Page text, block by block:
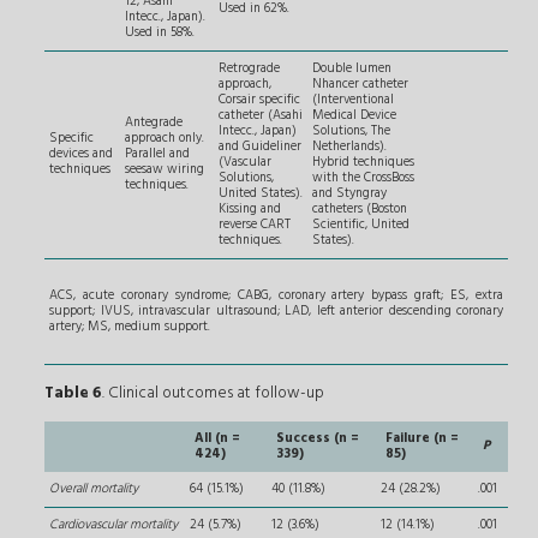
Intecc., Japan).
Used in 58%.
Used in 62%.
Specific
devices and
techniques
Antegrade
approach only.
Parallel and
seesaw wiring
techniques.
Retrograde
approach,
Corsair specific
catheter (Asahi
Intecc., Japan)
and Guideliner
(Vascular
Solutions,
United States).
Kissing and
reverse CART
techniques.
Double lumen
Nhancer catheter
(Interventional
Medical Device
Solutions, The
Netherlands).
Hybrid techniques
with the CrossBoss
and Styngray
catheters (Boston
Scientific, United
States).
ACS, acute coronary syndrome; CABG, coronary artery bypass graft; ES, extra
support; IVUS, intravascular ultrasound; LAD, left anterior descending coronary
artery; MS, medium support.
Table 6. Clinical outcomes at follow-up
All (n =
424)
Success (n =
339)
Failure (n =
85)
P
Overall mortality
64 (15.1%) 40 (11.8%) 24 (28.2%)
.001
Cardiovascular mortality 24 (5.7%) 12 (3.6%) 12 (14.1%) .001